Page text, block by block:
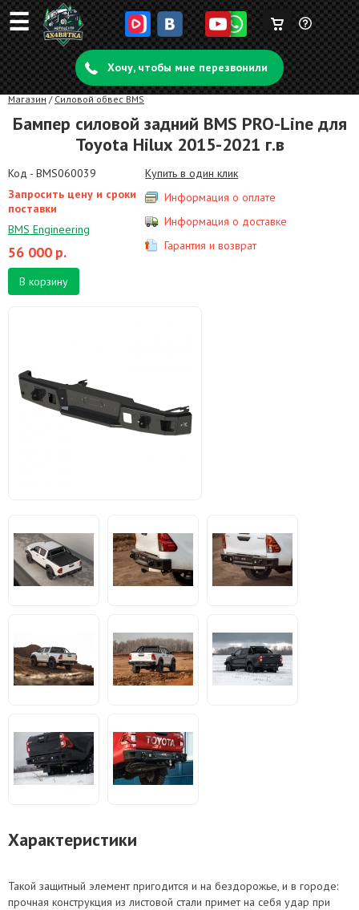
☰ Задать
вопрос
Корзина
пуста
Хочу, чтобы мне перезвонили
Магазин / Силовой обвес BMS
Бампер силовой задний BMS PRO-Line для
Toyota Hilux 2015-2021 г.в
Код - BMS060039
Запросить цену и сроки
поставки
BMS Engineering
56 000 р.
В корзину
Купить в один клик
Информация о оплате
Информация о доставке
Гарантия и возврат
Характеристики
Такой защитный элемент пригодится и на бездорожье, и в городе:
прочная конструкция из листовой стали примет на себя удар при